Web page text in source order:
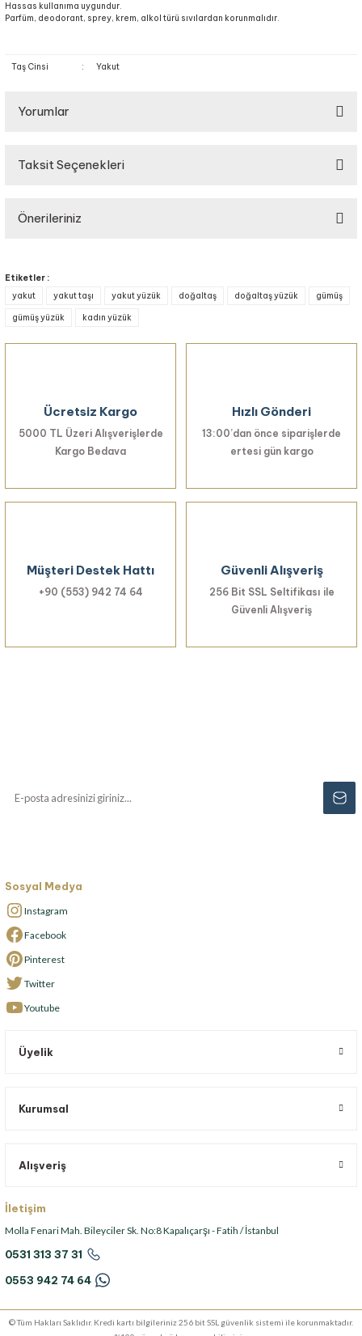
Hassas kullanıma uygundur.
Parfüm, deodorant, sprey, krem, alkol türü sıvılardan korunmalıdır.
Taş Cinsi : Yakut
Yorumlar
Taksit Seçenekleri
Önerileriniz
Görüş ve önerileriniz için teşekkür ederiz.
Ürün resmi kalitesiz, bozuk veya görüntülenemiyor.
Ürün fiyatı diğer sitelerden daha pahalı.
Bu ürüne benzer farklı alternatifler olmalı.
Etiketler :
yakut
yakut taşı yakut yüzük doğaltaş doğaltaş yüzük gümüş
gümüş yüzük kadın yüzük
Ücretsiz Kargo
5000 TL Üzeri Alışverişlerde
Kargo Bedava
Hızlı Gönderi
13:00’dan önce siparişlerde
ertesi gün kargo
Müşteri Destek Hattı
+90 (553) 942 74 64
Güvenli Alışveriş
256 Bit SSL Seltifikası ile
Güvenli Alışveriş
Sosyal Medya
Instagram
Facebook
Pinterest
Twitter
Youtube
Üyelik
Kurumsal
Alışveriş
İletişim
Molla Fenari Mah. Bileyciler Sk. No:8 Kapalıçarşı - Fatih / İstanbul
0531 313 37 31
0553 942 74 64
© Tüm Hakları Saklıdır. Kredi kartı bilgileriniz 256 bit SSL güvenlik sistemi ile korunmaktadır.